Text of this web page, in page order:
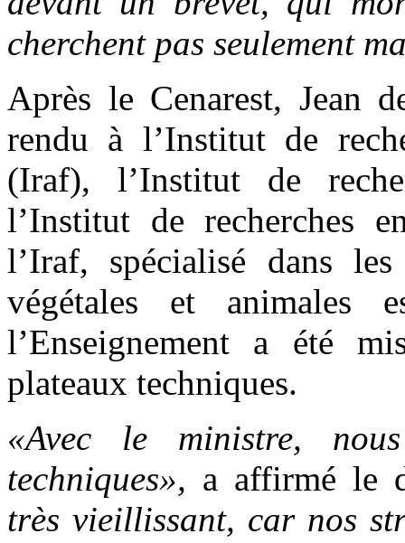
cherchent pas seulement
Après le Cenarest, Jean
rendu à l’Institut de
(Iraf), l’Institut de
l’Institut de recherches
l’Iraf, spécialisé dans
végétales et animales
l’Enseignement a été
plateaux techniques.
«Avec le ministre,
techniques», a affirmé le
très vieillissant, car nos